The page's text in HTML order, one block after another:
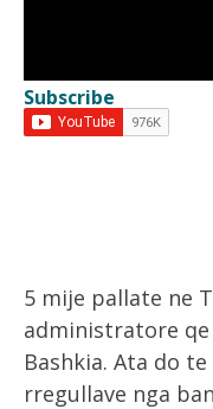
Subscribe
5 mije pallate ne
administratore
Bashkia. Ata do
rregullave nga